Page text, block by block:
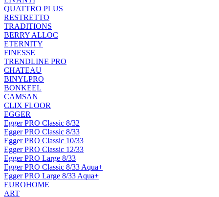
QUATTRO PLUS
RESTRETTO
TRADITIONS
BERRY ALLOC
ETERNITY
FINESSE
TRENDLINE PRO
CHATEAU
BINYLPRO
BONKEEL
CAMSAN
CLIX FLOOR
EGGER
Egger PRO Classic 8/32
Egger PRO Classic 8/33
Egger PRO Classic 10/33
Egger PRO Classic 12/33
Egger PRO Large 8/33
Egger PRO Classic 8/33 Aqua+
Egger PRO Large 8/33 Aqua+
EUROHOME
ART